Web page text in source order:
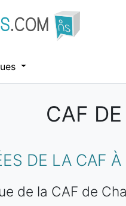
CAF
DE LA CAF
de la CAF de